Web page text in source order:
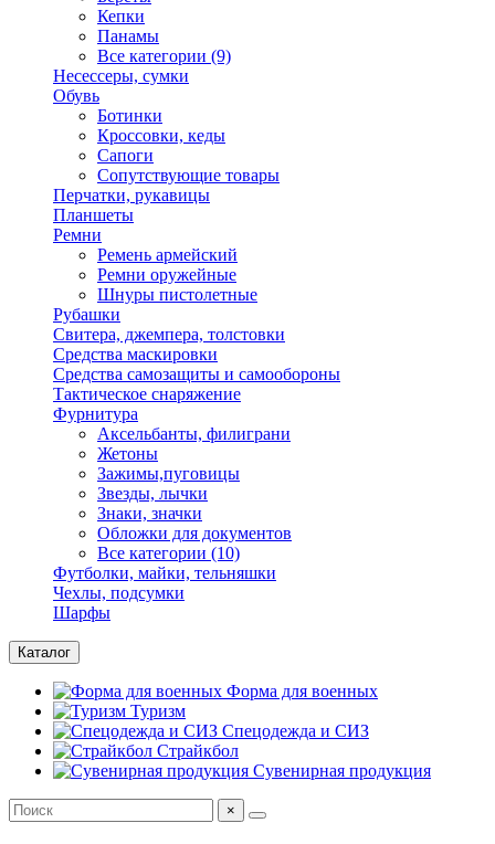
Кепки
Панамы
Все категории (9)
Несессеры, сумки
Обувь
Ботинки
Кроссовки, кеды
Сапоги
Сопутствующие товары
Перчатки, рукавицы
Планшеты
Ремни
Ремень армейский
Ремни оружейные
Шнуры пистолетные
Рубашки
Свитера, джемпера, толстовки
Средства маскировки
Средства самозащиты и самообороны
Тактическое снаряжение
Фурнитура
Аксельбанты, филиграни
Жетоны
Зажимы,пуговицы
Звезды, лычки
Знаки, значки
Обложки для документов
Все категории (10)
Футболки, майки, тельняшки
Чехлы, подсумки
Шарфы
Каталог
Форма для военных
Туризм
Спецодежда и СИЗ
Страйкбол
Сувенирная продукция
×